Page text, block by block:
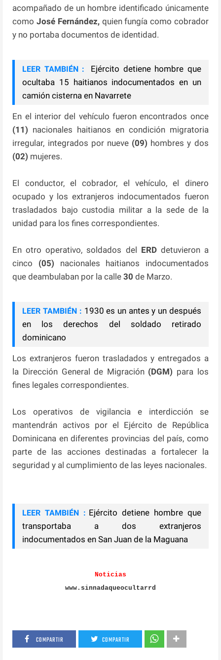
acompañado de un hombre identificado únicamente
como José Fernández,quien fungía como cobrador
y no portaba documentos de identidad.
LEER TAMBIÉN :
Ejército detiene hombre que
ocultaba 15 haitianos indocumentados en un
camión cisterna en Navarrete
En el interior del vehículo fueron encontrados once
(11) nacionales haitianos en condición migratoria
irregular, integrados por nueve (09) hombres y dos
(02) mujeres.
El conductor, el cobrador, el vehículo, el dinero
ocupado y los extranjeros indocumentados fueron
trasladados bajo custodia militar a la sede de la
unidad para los fines correspondientes.
En otro operativo, soldados del ERDdetuvieron a
cinco (05) nacionales haitianos indocumentados
que deambulaban por la calle 30 de Marzo.
LEER TAMBIÉN : 1930 es un antes y un después
en los derechos del soldado retirado
dominicano
Los extranjeros fueron trasladados y entregados a
la Dirección General de Migración (DGM) para los
fines legales correspondientes.
Los operativos de vigilancia e interdicción se
mantendrán activos por el Ejército de República
Dominicana en diferentes provincias del país, como
parte de las acciones destinadas a fortalecer la
seguridad y al cumplimiento de las leyes nacionales.
LEER TAMBIÉN : Ejército detiene hombre que
transportaba a dos extranjeros
indocumentados en San Juan de la Maguana
Noticias
www.sinnadaqueocultarrd
COMPARTIR COMPARTIR